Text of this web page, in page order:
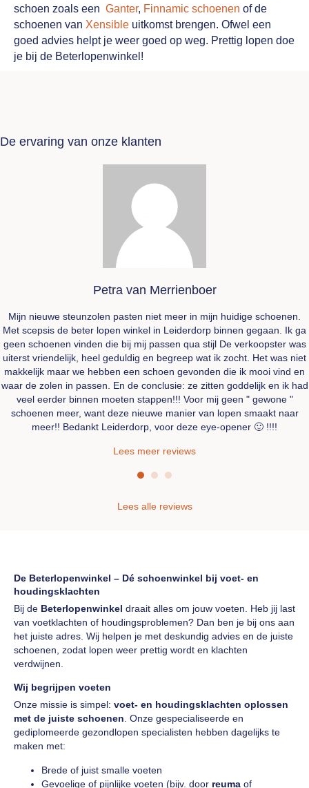
schoen zoals een Ganter, Finnamic schoenen of de
schoenen van Xensible uitkomst brengen. Ofwel een
goed advies helpt je weer goed op weg. Prettig lopen doe
je bij de Beterlopenwinkel!
De ervaring van onze klanten
Petra van Merrienboer
Mijn nieuwe steunzolen pasten niet meer in mijn huidige schoenen.
Met scepsis de beter lopen winkel in Leiderdorp binnen gegaan. Ik ga
geen schoenen vinden die bij mij passen qua stijl De verkoopster was
uiterst vriendelijk, heel geduldig en begreep wat ik zocht. Het was niet
makkelijk maar we hebben een schoen gevonden die ik mooi vind en
waar de zolen in passen. En de conclusie: ze zitten goddelijk en ik had
veel eerder binnen moeten stappen!!! Voor mij geen " gewone "
schoenen meer, want deze nieuwe manier van lopen smaakt naar
meer!! Bedankt Leiderdorp, voor deze eye-opener 🙂 !!!!
Lees meer reviews
Lees alle reviews
De Beterlopenwinkel – Dé schoenwinkel bij voet- en
houdingsklachten
Bij de Beterlopenwinkel draait alles om jouw voeten. Heb jij last
van voetklachten of houdingsproblemen? Dan ben je bij ons aan
het juiste adres. Wij helpen je met deskundig advies en de juiste
schoenen, zodat lopen weer prettig wordt en klachten
verdwijnen.
Wij begrijpen voeten
Onze missie is simpel: voet- en houdingsklachten oplossen
met de juiste schoenen. Onze gespecialiseerde en
gediplomeerde gezondlopen specialisten hebben dagelijks te
maken met:
Brede of juist smalle voeten
Gevoelige of pijnlijke voeten (bijv. door reuma of